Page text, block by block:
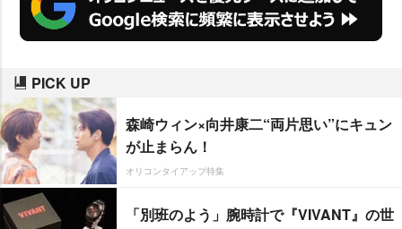
PICK UP
森崎ウィン×向井康二“両片思い”にキュン
が止まらん！
オリコンタイアップ特集
「別班のよう」腕時計で『VIVANT』の世